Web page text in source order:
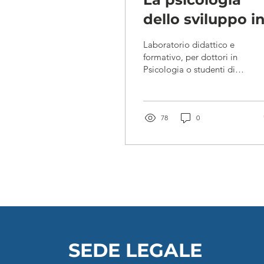
dello sviluppo in
psicosomatica
Laboratorio didattico e
formativo, per dottori in
Psicologia o studenti di
78 0
SEDE LEGALE